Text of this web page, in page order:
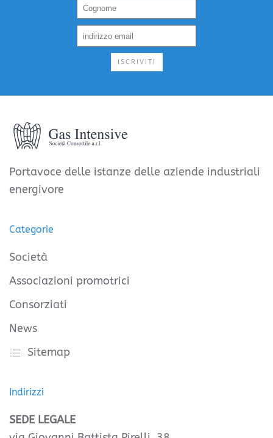
ISCRIVITI
Portavoce delle istanze delle aziende industriali
energivore
Categorie
Società
Associazioni promotrici
Consorziati
News
Sitemap
Indirizzi
SEDE LEGALE